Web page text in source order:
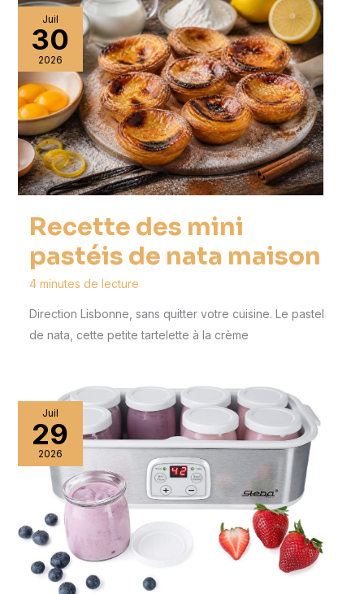
Juil
30
2026
Recette des mini
pastéis de nata maison
4 minutes de lecture
Direction Lisbonne, sans quitter votre cuisine. Le pastel
de nata, cette petite tartelette à la crème
Juil
29
2026